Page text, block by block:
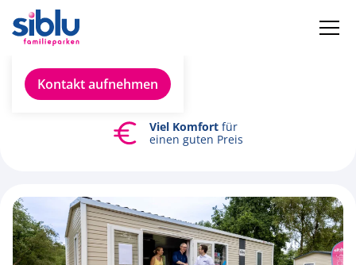
Kontakt aufnehmen
Datenschutzrichtlinie
Viel Komfortfür
einen guten Preis